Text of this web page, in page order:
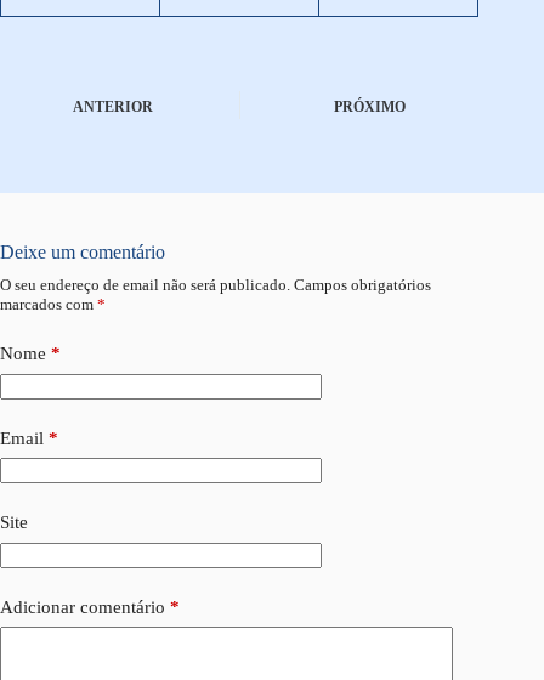
ANTERIOR PRÓXIMO
Deixe um comentário
O seu endereço de email não será publicado. Campos obrigatórios
marcados com *
Nome *
Email *
Site
Adicionar comentário *